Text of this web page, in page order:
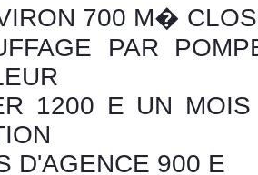
700 M� CLOS
PAR
1200 E UN
D'AGENCE 900 E